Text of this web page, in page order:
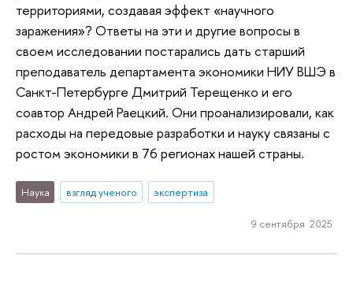
территориями, создавая эффект «научного
заражения»? Ответы на эти и другие вопросы в
своем исследовании постарались дать старший
преподаватель департамента экономики НИУ ВШЭ в
Санкт-Петербурге Дмитрий Терещенко и его
соавтор Андрей Раецкий. Они проанализировали, как
расходы на передовые разработки и науку связаны с
ростом экономики в 76 регионах нашей страны.
Наука взгляд ученого экспертиза
9 сентября 2025